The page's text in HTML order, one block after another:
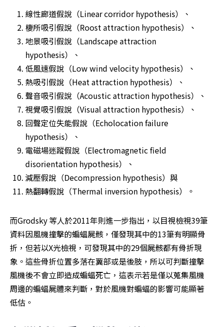
線性廊道假說（Linear corridor hypothesis）、
棲所吸引假說（Roost attraction hypothesis）、
地景吸引假說（Landscape attraction
hypothesis）、
低風速假說（Low wind velocity hypothesis）、
熱吸引假說（Heat attraction hypothesis）、
聲音吸引假說（Acoustic attraction hypothesis）、
視覺吸引假說（Visual attraction hypothesis）、
回聲定位失能假說（Echolocation failure
hypothesis）、
電磁場迷蹤假說（Electromagnetic field
disorientation hypothesis）、
減壓假說（Decompression hypothesis）與
熱翻轉假說（Thermal inversion hypothesis）。
而Grodsky 等人於2011年則進一步指出，以目視檢視39筆
資料因風機撞擊的蝙蝠屍骸，僅發現其中的13筆有明顯骨
折，但若以X光檢視，可發現其中的29個屍骸都有骨折現
象。這些骨折位置多落在翼部或是後肢，所以可判斷撞擊
風機後不會立即造成蝙蝠死亡，這表示若是僅以蒐集風機
周邊的蝙蝠屍體來判斷，對於風機對蝙蝠的影響可能顯著
低估。